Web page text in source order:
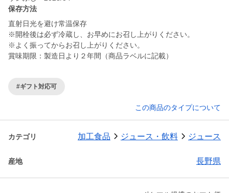
保存方法
直射日光を避け常温保存
※開栓後は必ず冷蔵し、お早めにお召し上がりください。
※よく振ってからお召し上がりください。
賞味期限：製造日より２年間（商品ラベルに記載）
#ギフト対応可
この商品のタイプについて
カテゴリ 加工食品 ジュース・飲料 ジュース
産地 長野県